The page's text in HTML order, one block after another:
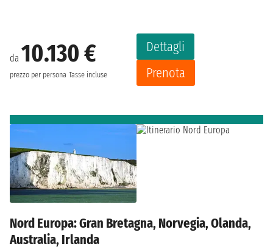
da 10.130 €
prezzo per persona Tasse incluse
Dettagli
Prenota
Nord Europa: Gran Bretagna, Norvegia, Olanda,
Australia, Irlanda